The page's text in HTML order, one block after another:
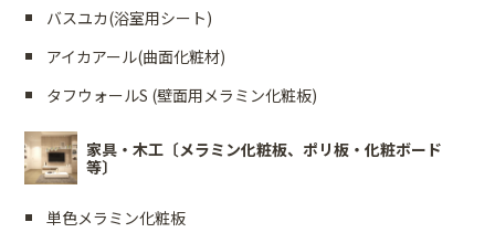
バスユカ(浴室用シート)
アイカアール(曲面化粧材)
タフウォールS (壁面用メラミン化粧板)
家具・木工〔メラミン化粧板、ポリ板・化粧ボード
等〕
単色メラミン化粧板